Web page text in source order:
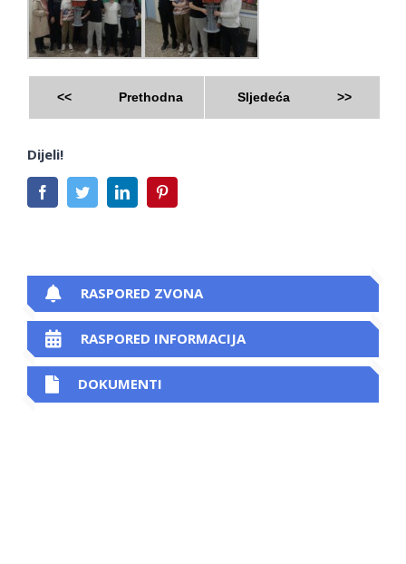
<< Prethodna Sljedeća >>
Dijeli!
FacebookTwitterLinkedIn
RASPORED ZVONA
RASPORED INFORMACIJA
DOKUMENTI